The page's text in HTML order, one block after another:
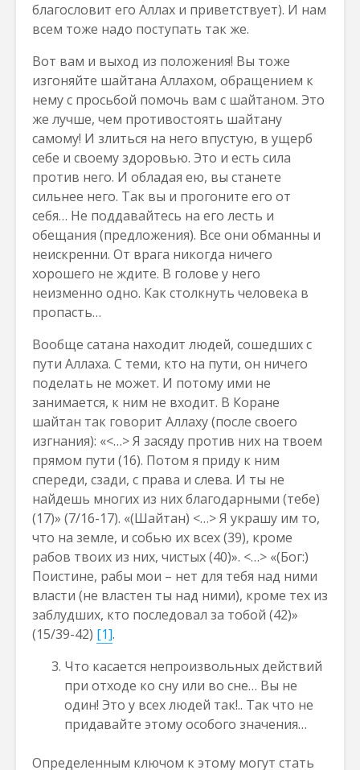
благословит его Аллах и приветствует). И нам
всем тоже надо поступать так же.
Вот вам и выход из положения! Вы тоже
изгоняйте шайтана Аллахом, обращением к
нему с просьбой помочь вам с шайтаном. Это
же лучше, чем противостоять шайтану
самому! И злиться на него впустую, в ущерб
себе и своему здоровью. Это и есть сила
против него. И обладая ею, вы станете
сильнее него. Так вы и прогоните его от
себя… Не поддавайтесь на его лесть и
обещания (предложения). Все они обманны и
неискренни. От врага никогда ничего
хорошего не ждите. В голове у него
неизменно одно. Как столкнуть человека в
пропасть…
Вообще сатана находит людей, сошедших с
пути Аллаха. С теми, кто на пути, он ничего
поделать не может. И потому ими не
занимается, к ним не входит. В Коране
шайтан так говорит Аллаху (после своего
изгнания): «<…> Я засяду против них на твоем
прямом пути (16). Потом я приду к ним
спереди, сзади, с права и слева. И ты не
найдешь многих из них благодарными (тебе)
(17)» (7/16-17). «(Шайтан) <…> Я украшу им то,
что на земле, и собью их всех (39), кроме
рабов твоих из них, чистых (40)». <…> «(Бог:)
Поистине, рабы мои – нет для тебя над ними
власти (не властен ты над ними), кроме тех из
заблудших, кто последовал за тобой (42)»
(15/39-42) [1].
Что касается непроизвольных действий
при отходе ко сну или во сне… Вы не
один! Это у всех людей так!.. Так что не
придавайте этому особого значения…
Определенным ключом к этому могут стать